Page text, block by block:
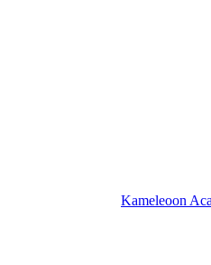
Kameleoon